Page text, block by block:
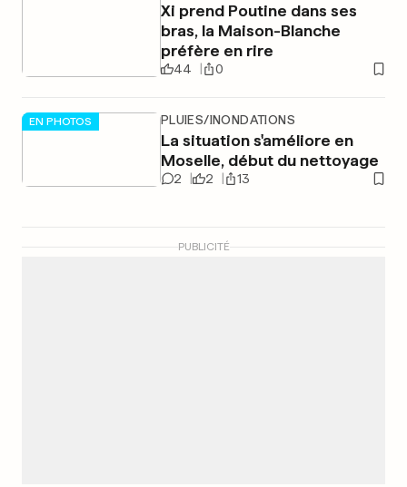
Xi prend Poutine dans ses
bras, la Maison-Blanche
préfère en rire
44 0
EN PHOTOS PLUIES/INONDATIONS
La situation s'améliore en
Moselle, début du nettoyage
2 2 13
PUBLICITÉ